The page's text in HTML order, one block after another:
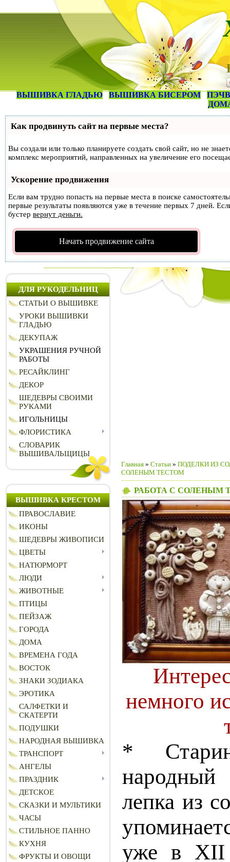
ВЫШИВКА ГЛАДЬЮ ВЫШИВКА БИСЕРОМ
Как продвинуть сайт на первые места?
Вы создали или только планируете создать свой сайт, но не
комплекс мероприятий, направленных на увеличение его
Ускорение продвижения
Если вам трудно попасть на первые места в поиске
первые результаты появляются уже в течение первых 7 дней.
бустер вернут деньги.
Начать продвижение сайта
ДЛЯ РУКОДЕЛЬНИЦ
СТАТЬИ О ВЫШИВКЕ
УРОКИ ВЫШИВКИ
ГЛАДЬЮ
ДЕКУПАЖ
УКРАШЕНИЯ РУЧНОЙ
РАБОТЫ
РЕСАЙКЛИНГ
ДЕКОР
ШЕДЕВРЫ СВОИМИ
РУКАМИ
ИГОЛЬНИЦЫ
ФЛОРИСТИКА
СЛОВАРИК
ВЫШИВАЛЬЩИЦЫ
ВЫШИВКА КРЕСТОМ
ПРАВОСЛАВИЕ
ИКОНЫ
ШЕДЕВРЫ ЖИВОПИСИ
ЦВЕТЫ
НАТЮРМОРТ
ЛЮДИ
ЖИВОТНЫЕ
ПТИЦЫ
ПЕЙЗАЖ
ГОРОДА
ДОМА
ВРЕМЕНА ГОДА
ВОСТОК
ЗНАКИ ЗОДИАКА
ЭРОТИКА
САЛФЕТКИ И
СКАТЕРТИ
ПОДУШКИ
НАРОДНАЯ ВЫШИВКА
ТРАНСПОРТ
АНГЕЛЫ
ПРАЗДНИК
ДЕТСКОЕ
СКАЗКИ И МУЛЬТИКИ
ЧАСЫ
СТИЛЬНОЕ ПАННО
КУХНЯ
ФРУКТЫ И ОВОЩИ
Главная » Статьи » ПОДЕЛКИ ИЗ
СОЛЕНЫМ ТЕСТОМ
РАБОТА С СОЛЕНЫМ
немного
*
лепка из
уже в XII